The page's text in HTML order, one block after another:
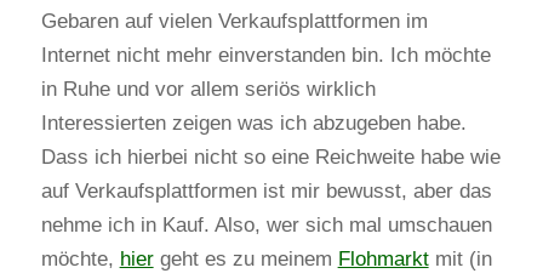
Gebaren auf vielen Verkaufsplattformen im
Internet nicht mehr einverstanden bin. Ich möchte
in Ruhe und vor allem seriös wirklich
Interessierten zeigen was ich abzugeben habe.
Dass ich hierbei nicht so eine Reichweite habe wie
auf Verkaufsplattformen ist mir bewusst, aber das
nehme ich in Kauf. Also, wer sich mal umschauen
möchte, hiergeht es zu meinem Flohmarktmit (in